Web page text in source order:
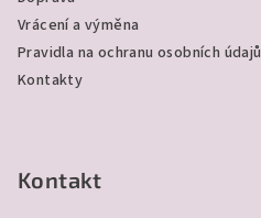
Vrácení a výměna
Pravidla na ochranu osobních údajů
Kontakty
Kontakt